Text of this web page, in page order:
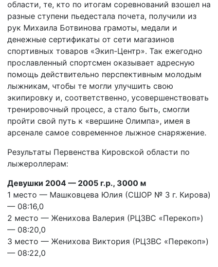
области, те, кто по итогам соревнований взошел на
разные ступени пьедестала почета, получили из
рук Михаила Ботвинова грамоты, медали и
денежные сертификаты от сети магазинов
спортивных товаров «Экип-Центр». Так ежегодно
прославленный спортсмен оказывает адресную
помощь действительно перспективным молодым
лыжникам, чтобы те могли улучшить свою
экипировку и, соответственно, усовершенствовать
тренировочный процесс, а стало быть, смогли
пройти свой путь к «вершине Олимпа», имея в
арсенале самое современное лыжное снаряжение.
Результаты Первенства Кировской области по
лыжероллерам:
Девушки 2004 — 2005 г.р., 3000 м
1 место — Машковцева Юлия (СШОР № 3 г. Кирова)
— 08:16,0
2 место — Женихова Валерия (РЦЗВС «Перекоп»)
— 08:20,0
3 место — Женихова Виктория (РЦЗВС «Перекоп»)
— 08:22,0